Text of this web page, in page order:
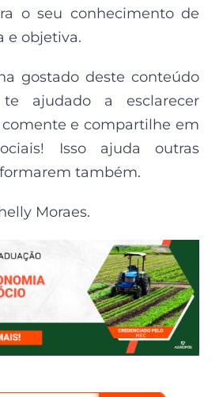
o seu conhecimento de
e objetiva.
gostado deste conteúdo
ajudado a esclarecer
e compartilhe em
Isso ajuda outras
também.
Moraes.